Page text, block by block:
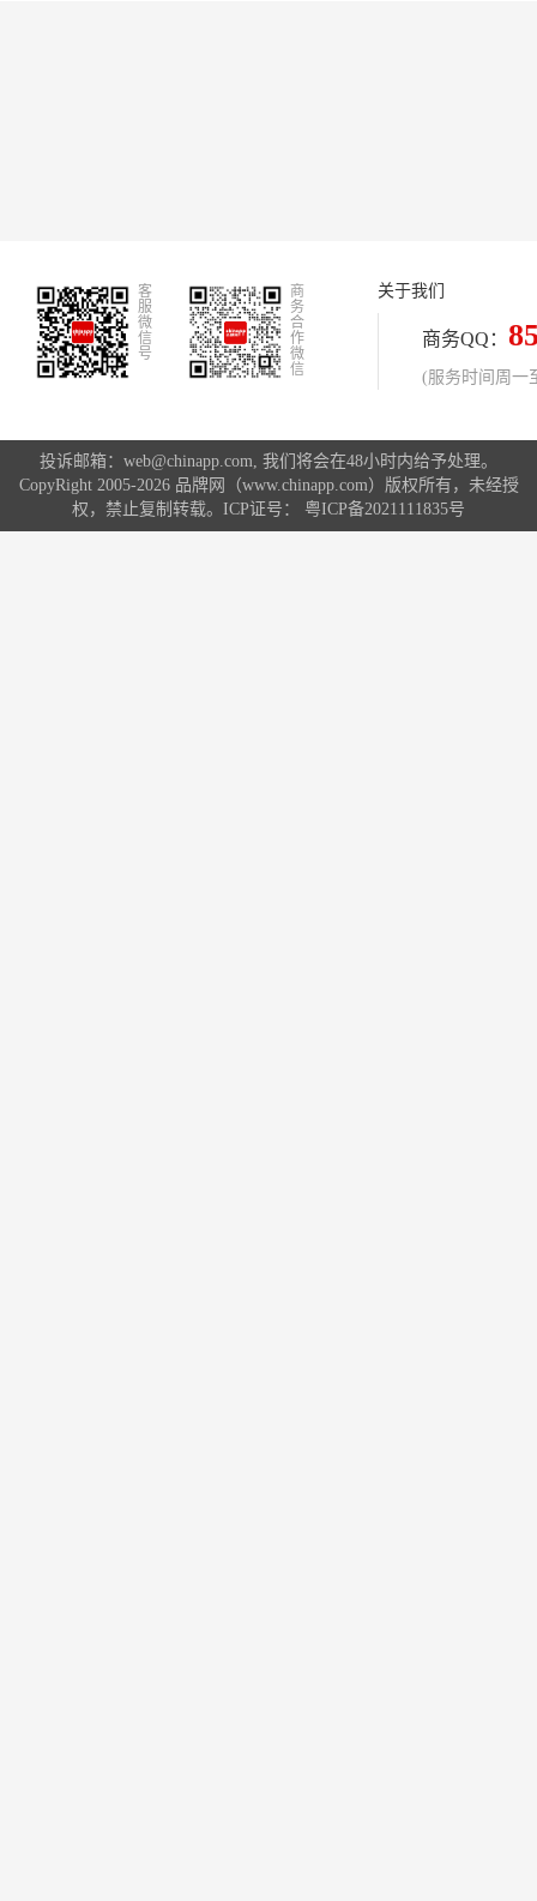
客
服
微
信
号
商
务
合
作
微
信
关于我们
商务QQ：
(服务时间周一
投诉邮箱：web@chinapp.com, 我们将会在48小时内给予处理。
CopyRight 2005-2026 品牌网（www.chinapp.com）版权所有，未经授
权，禁止复制转载。ICP证号： 粤ICP备2021111835号